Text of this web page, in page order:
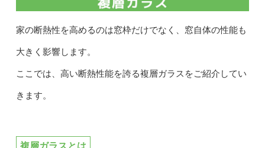
家の断熱性を高めるのは窓枠だけでなく、窓自体の性能も
大きく影響します。
ここでは、高い断熱性能を誇る複層ガラスをご紹介してい
きます。